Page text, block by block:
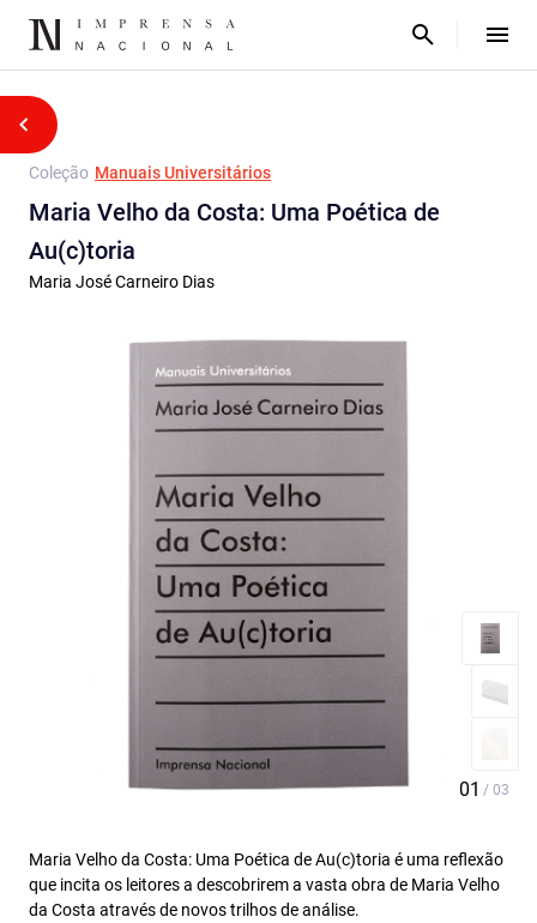
Coleção Manuais Universitários
Maria Velho da Costa: Uma Poética de
Au(c)toria
Maria José Carneiro Dias
Maria Velho da Costa: Uma Poética de Au(c)toria é uma reflexão
que incita os leitores a descobrirem a vasta obra de Maria Velho
da Costa através de novos trilhos de análise.